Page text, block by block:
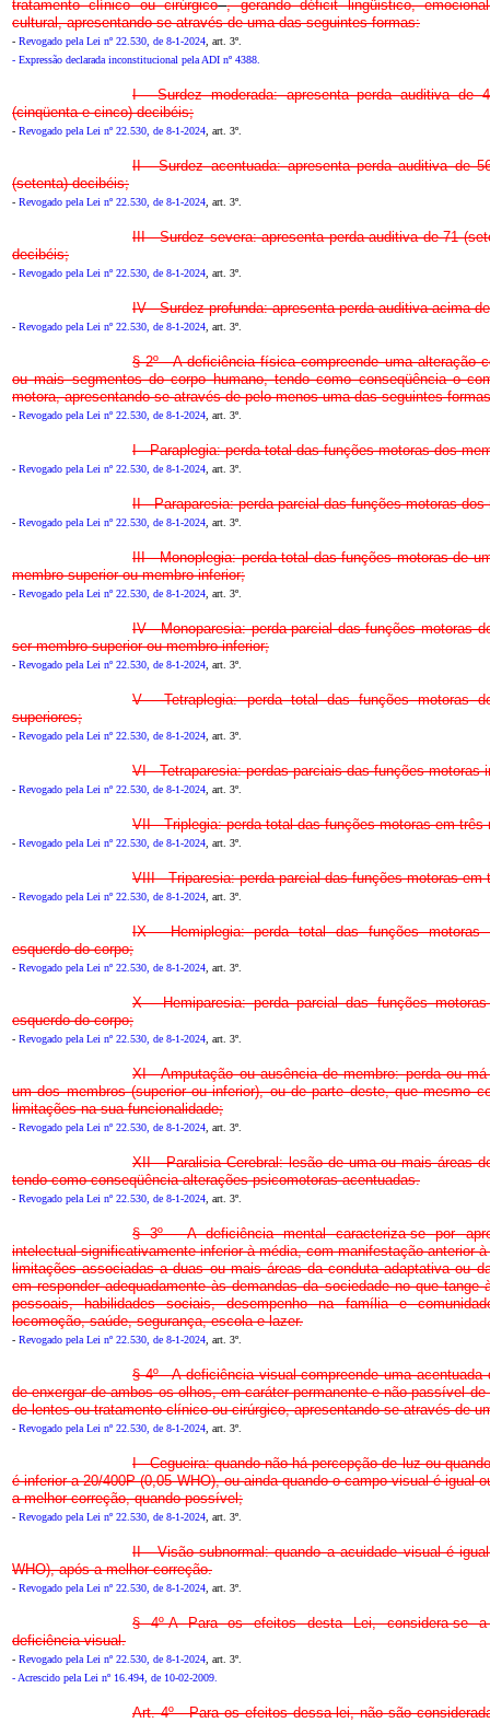
tratamento clínico ou cirúrgico , gerando déficit lingüistico,
cultural, apresentando-se através de uma das seguintes formas:
- Revogado pela Lei nº 22.530, de 8-1-2024 , art. 3º.
- Expressão declarada inconstitucional pela ADI nº 4388.
I - Surdez moderada: apresenta perda auditiva de
(cinqüenta e cinco) decibéis;
- Revogado pela Lei nº 22.530, de 8-1-2024 , art. 3º.
II - Surdez acentuada: apresenta perda auditiva de
(setenta) decibéis;
- Revogado pela Lei nº 22.530, de 8-1-2024 , art. 3º.
III - Surdez severa: apresenta perda auditiva de 71
decibéis;
- Revogado pela Lei nº 22.530, de 8-1-2024 , art. 3º.
IV - Surdez profunda: apresenta perda auditiva acima
- Revogado pela Lei nº 22.530, de 8-1-2024 , art. 3º.
§ 2º - A deficiência física compreende uma alteração
ou mais segmentos do corpo humano, tendo como conseqüência o
motora, apresentando-se através de pelo menos uma das seguintes
- Revogado pela Lei nº 22.530, de 8-1-2024 , art. 3º.
I - Paraplegia: perda total das funções motoras dos
- Revogado pela Lei nº 22.530, de 8-1-2024 , art. 3º.
II - Paraparesia: perda parcial das funções motoras dos
- Revogado pela Lei nº 22.530, de 8-1-2024 , art. 3º.
III - Monoplegia: perda total das funções motoras de
membro superior ou membro inferior;
- Revogado pela Lei nº 22.530, de 8-1-2024 , art. 3º.
IV - Monoparesia: perda parcial das funções motoras
ser membro superior ou membro inferior;
- Revogado pela Lei nº 22.530, de 8-1-2024 , art. 3º.
V - Tetraplegia: perda total das funções motoras
superiores;
- Revogado pela Lei nº 22.530, de 8-1-2024 , art. 3º.
VI - Tetraparesia: perdas parciais das funções motoras
- Revogado pela Lei nº 22.530, de 8-1-2024 , art. 3º.
VII - Triplegia: perda total das funções motoras em três
- Revogado pela Lei nº 22.530, de 8-1-2024 , art. 3º.
VIII - Triparesia: perda parcial das funções motoras em
- Revogado pela Lei nº 22.530, de 8-1-2024 , art. 3º.
IX - Hemiplegia: perda total das funções motoras
esquerdo do corpo;
- Revogado pela Lei nº 22.530, de 8-1-2024 , art. 3º.
X - Hemiparesia: perda parcial das funções
esquerdo do corpo;
- Revogado pela Lei nº 22.530, de 8-1-2024 , art. 3º.
XI - Amputação ou ausência de membro: perda ou
um dos membros (superior ou inferior), ou de parte deste, que mesmo
limitações na sua funcionalidade;
- Revogado pela Lei nº 22.530, de 8-1-2024 , art. 3º.
XII - Paralisia Cerebral: lesão de uma ou mais áreas
tendo como conseqüência alterações psicomotoras acentuadas.
- Revogado pela Lei nº 22.530, de 8-1-2024 , art. 3º.
§ 3º - A deficiência mental caracteriza-se por
intelectual significativamente inferior à média, com manifestação anterior
limitações associadas a duas ou mais áreas da conduta adaptativa ou
em responder adequadamente às demandas da sociedade no que tange
pessoais, habilidades sociais, desempenho na família e
locomoção, saúde, segurança, escola e lazer.
- Revogado pela Lei nº 22.530, de 8-1-2024 , art. 3º.
§ 4º - A deficiência visual compreende uma acentuada
de enxergar de ambos os olhos, em caráter permanente e não passível
de lentes ou tratamento clínico ou cirúrgico, apresentando-se através de
- Revogado pela Lei nº 22.530, de 8-1-2024 , art. 3º.
I - Cegueira: quando não há percepção de luz ou
é inferior a 20/400P (0,05 WHO), ou ainda quando o campo visual é igual
a melhor correção, quando possível;
- Revogado pela Lei nº 22.530, de 8-1-2024 , art. 3º.
II - Visão subnormal: quando a acuidade visual é
WHO), após a melhor correção.
- Revogado pela Lei nº 22.530, de 8-1-2024 , art. 3º.
§ 4º-A Para os efeitos desta Lei, considera-se
deficiência visual.
- Revogado pela Lei nº 22.530, de 8-1-2024 , art. 3º.
- Acrescido pela Lei nº 16.494, de 10-02-2009.
Art. 4º - Para os efeitos dessa lei, não são